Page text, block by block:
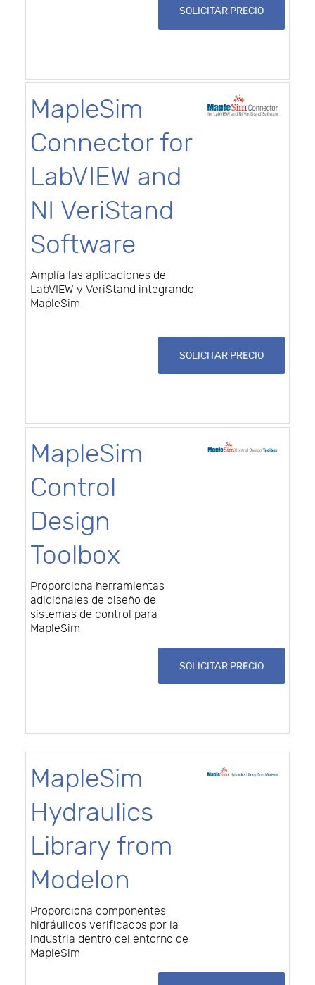
SOLICITAR PRECIO
MapleSim
Connector for
LabVIEW and
NI VeriStand
Software
Amplía las aplicaciones de
LabVIEW y VeriStand integrando
MapleSim
SOLICITAR PRECIO
MapleSim
Control
Design
Toolbox
Proporciona herramientas
adicionales de diseño de
sistemas de control para
MapleSim
SOLICITAR PRECIO
MapleSim
Hydraulics
Library from
Modelon
Proporciona componentes
hidráulicos verificados por la
industria dentro del entorno de
MapleSim